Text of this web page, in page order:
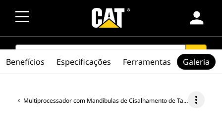
person
SEARCH search
Multiprocessador com Mandíbulas de Cisalhamento de Tanque more_vert
Benefícios Especificações Ferramentas Galeria